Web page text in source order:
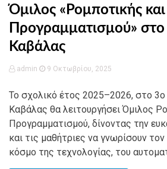
Όμιλος «Ρομποτικής και
Προγραμματισμού»
Καβάλας
admin 9 Οκτωβρίου, 2025
Το σχολικό έτος 2025–2026, στο 3ο
Καβάλας θα λειτουργήσει Όμιλος
Προγραμματισμού, δίνοντας την
και τις μαθήτριες να γνωρίσουν
κόσμο της τεχνολογίας, του